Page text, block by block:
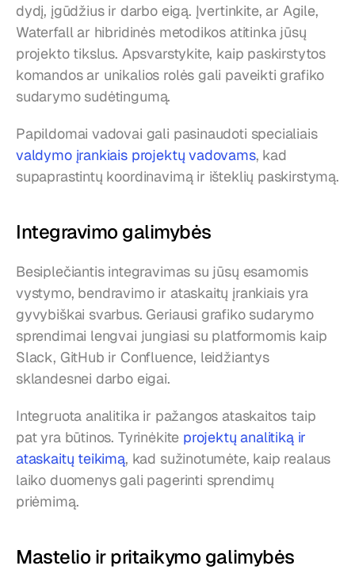
dydį, įgūdžius ir darbo eigą. Įvertinkite, ar Agile,
Waterfall ar hibridinės metodikos atitinka jūsų
projekto tikslus. Apsvarstykite, kaip paskirstytos
komandos ar unikalios rolės gali paveikti grafiko
sudarymo sudėtingumą.
Papildomai vadovai gali pasinaudoti specialiais
valdymo įrankiais projektų vadovams, kad
supaprastintų koordinavimą ir išteklių paskirstymą.
Integravimo galimybės
Besiplečiantis integravimas su jūsų esamomis
vystymo, bendravimo ir ataskaitų įrankiais yra
gyvybiškai svarbus. Geriausi grafiko sudarymo
sprendimai lengvai jungiasi su platformomis kaip
Slack, GitHub ir Confluence, leidžiantys
sklandesnei darbo eigai.
Integruota analitika ir pažangos ataskaitos taip
pat yra būtinos. Tyrinėkite projektų analitiką ir
ataskaitų teikimą, kad sužinotumėte, kaip realaus
laiko duomenys gali pagerinti sprendimų
priėmimą.
Mastelio ir pritaikymo galimybės